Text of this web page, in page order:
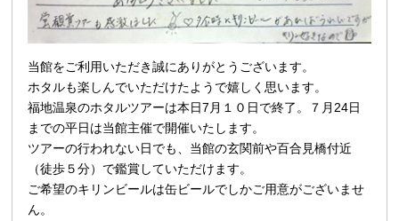
当館をご利用いただき誠にありがとうございます。
ホタルも楽しんでいただけたようで嬉しく思います。
福地温泉のホタルツアーは本日7月１０日で終了。７月24日
までの平日は当館主催で開催いたします。
ツアーの行われない日でも、当館の玄関前や百合見橋付近
（徒歩５分）で鑑賞していただけます。
ご希望のキリンビールは缶ビールでしかご用意がございませ
ん。